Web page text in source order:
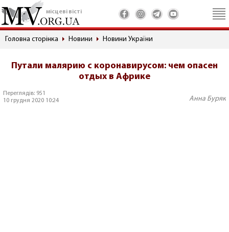
місцеві вісті
Головна сторінка Новини Новини України
Путали малярию с коронавирусом: чем опасен
отдых в Африке
Переглядів: 951
10 грудня 2020 10:24
Анна Буряк